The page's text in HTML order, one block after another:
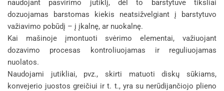
naudojant pasvirimo jutiklį, dėl to barstytuve tiksliai
dozuojamas barstomas kiekis neatsižvelgiant į barstytuvo
važiavimo pobūdį – į įkalnę, ar nuokalnę.
Kai mašinoje įmontuoti svėrimo elementai, važiuojant
dozavimo procesas kontroliuojamas ir reguliuojamas
nuolatos.
Naudojami jutikliai, pvz., skirti matuoti diskų sūkiams,
konvejerio juostos greičiui ir t. t., yra su nerūdijančiojo plieno